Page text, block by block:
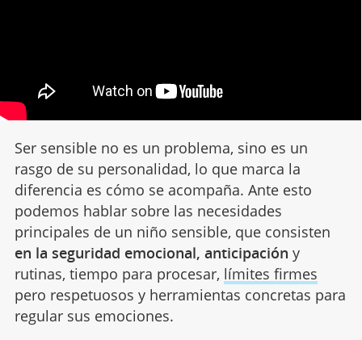
Ser sensible no es un problema, sino es un
rasgo de su personalidad, lo que marca la
diferencia es cómo se acompaña. Ante esto
podemos hablar sobre las necesidades
principales de un niño sensible, que consisten
en la seguridad emocional, anticipación y
rutinas, tiempo para procesar, límites firmes
pero respetuosos y herramientas concretas para
regular sus emociones.